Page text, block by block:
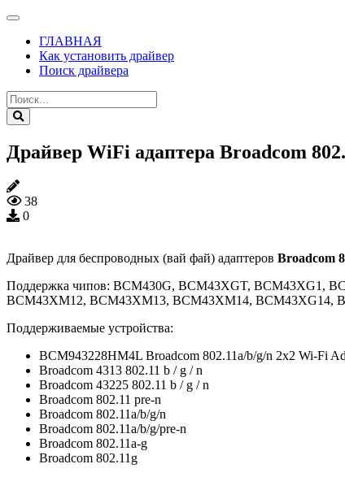
ГЛАВНАЯ
Как установить драйвер
Поиск драйвера
Драйвер WiFi адаптера Broadcom
38
0
Драйвер для беспроводных (вай фай) адаптеров Broadcom
Поддержка чипов: BCM430G, BCM43XGT, BCM43XG1,
BCM43XM12, BCM43XM13, BCM43XM14, BCM43XG14,
Поддерживаемые устройства:
BCM943228HM4L Broadcom 802.11a/b/g/n 2x2 Wi-Fi
Broadcom 4313 802.11 b / g / n
Broadcom 43225 802.11 b / g / n
Broadcom 802.11 pre-n
Broadcom 802.11a/b/g/n
Broadcom 802.11a/b/g/pre-n
Broadcom 802.11a-g
Broadcom 802.11g